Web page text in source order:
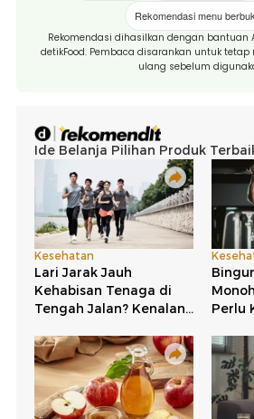
Rekomendasi menu
Rekomendasi dihasilkan dengan bantuan
detikFood. Pembaca disarankan untuk tetap
ulang sebelum